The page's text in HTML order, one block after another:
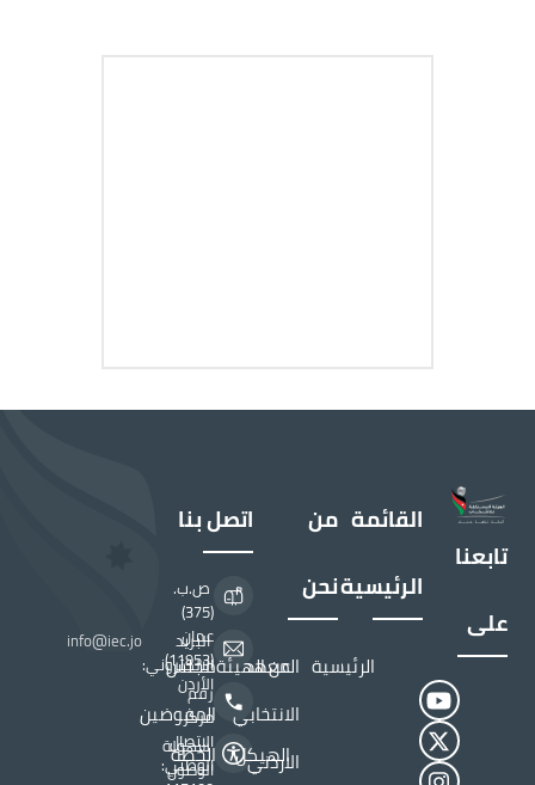
تابعنا
على
القائمة
الرئيسية
الرئيسية المعهد
الانتخابي
الاردني
من
نحن
عن الهيئةمجلس
المفوضين
الهيكل الخطة
اتصل بنا
ص.ب.
(375)
عمان
(11953)
الأردن
البريد
الالكتروني:
info@iec.jo
رقم
مركز
الاتصال
الوطني:
سهولة
الوصول